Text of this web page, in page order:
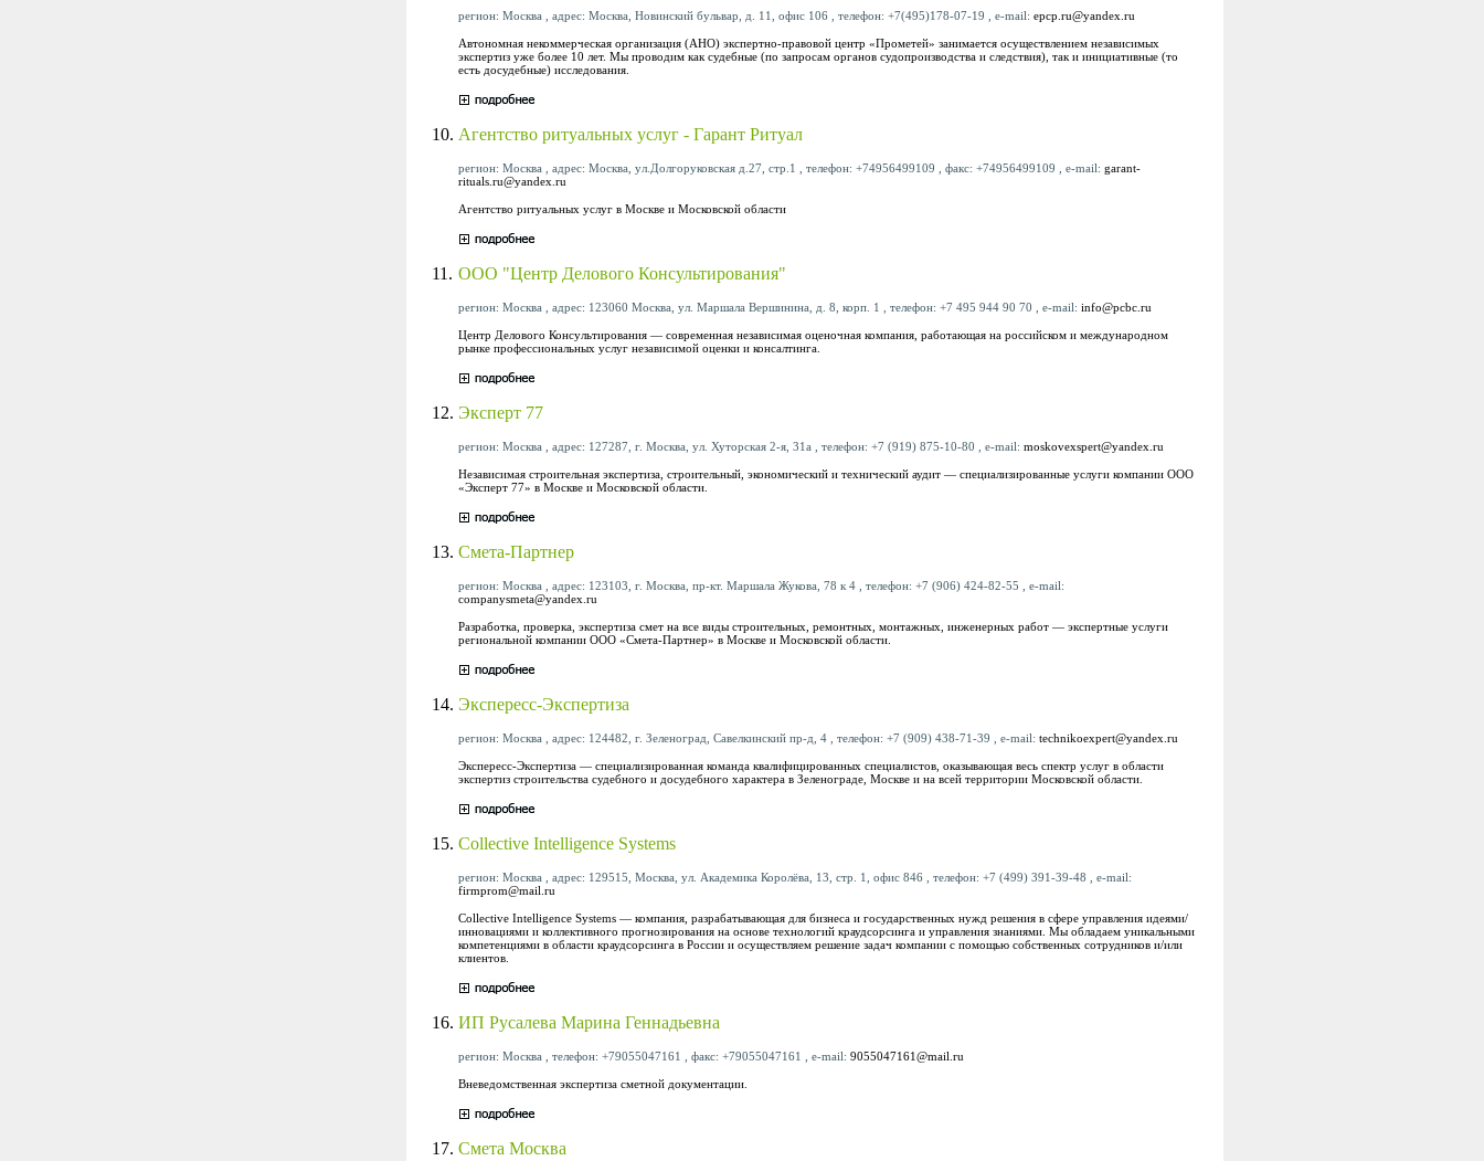
регион: Москва , адрес: Москва, Новинский бульвар, д. 11, офис 106 , телефон: +7(495)178-07-19 , e-mail: epcp.ru@yandex.ru
Автономная некоммерческая организация (АНО) экспертно-правовой центр «Прометей» занимается осуществлением независимых
экспертиз уже более 10 лет. Мы проводим как судебные (по запросам органов судопроизводства и следствия), так и инициативные (то
есть досудебные) исследования.
10. Агентство ритуальных услуг - Гарант Ритуал
регион: Москва , адрес: Москва, ул.Долгоруковская д.27, стр.1 , телефон: +74956499109 , факс: +74956499109 , e-mail: garant-
rituals.ru@yandex.ru
Агентство ритуальных услуг в Москве и Московской области
11. ООО "Центр Делового Консультирования"
регион: Москва , адрес: 123060 Москва, ул. Маршала Вершинина, д. 8, корп. 1 , телефон: +7 495 944 90 70 , e-mail: info@pcbc.ru
Центр Делового Консультирования — современная независимая оценочная компания, работающая на российском и международном
рынке профессиональных услуг независимой оценки и консалтинга.
12. Эксперт 77
регион: Москва , адрес: 127287, г. Москва, ул. Хуторская 2-я, 31а , телефон: +7 (919) 875-10-80 , e-mail: moskovexspert@yandex.ru
Независимая строительная экспертиза, строительный, экономический и технический аудит — специализированные услуги компании ООО
«Эксперт 77» в Москве и Московской области.
13. Смета-Партнер
регион: Москва , адрес: 123103, г. Москва, пр-кт. Маршала Жукова, 78 к 4 , телефон: +7 (906) 424-82-55 , e-mail:
companysmeta@yandex.ru
Разработка, проверка, экспертиза смет на все виды строительных, ремонтных, монтажных, инженерных работ — экспертные услуги
региональной компании ООО «Смета-Партнер» в Москве и Московской области.
14. Экспересс-Экспертиза
регион: Москва , адрес: 124482, г. Зеленоград, Савелкинский пр-д, 4 , телефон: +7 (909) 438-71-39 , e-mail: technikoexpert@yandex.ru
Экспересс-Экспертиза — специализированная команда квалифицированных специалистов, оказывающая весь спектр услуг в области
экспертиз строительства судебного и досудебного характера в Зеленограде, Москве и на всей территории Московской области.
15. Collective Intelligence Systems
регион: Москва , адрес: 129515, Москва, ул. Академика Королёва, 13, стр. 1, офис 846 , телефон: +7 (499) 391-39-48 , e-mail:
firmprom@mail.ru
Collective Intelligence Systems — компания, разрабатывающая для бизнеса и государственных нужд решения в сфере управления идеями/
инновациями и коллективного прогнозирования на основе технологий краудсорсинга и управления знаниями. Мы обладаем уникальными
компетенциями в области краудсорсинга в России и осуществляем решение задач компании с помощью собственных сотрудников и/или
клиентов.
16. ИП Русалева Марина Геннадьевна
регион: Москва , телефон: +79055047161 , факс: +79055047161 , e-mail: 9055047161@mail.ru
Вневедомственная экспертиза сметной документации.
17. Смета Москва